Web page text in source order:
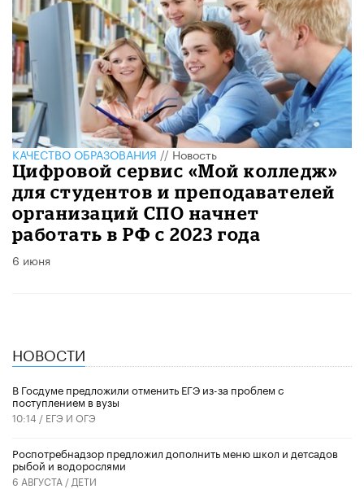
КАЧЕСТВО ОБРАЗОВАНИЯ//Новость
Цифровой сервис «Мой колледж»
для студентов и преподавателей
организаций СПО начнет
работать в РФ с 2023 года
6 июня
НОВОСТИ
В Госдуме предложили отменить ЕГЭ из-за проблем с
поступлением в вузы
10:14 / ЕГЭ И ОГЭ
Роспотребнадзор предложил дополнить меню школ и детсадов
рыбой и водорослями
6 АВГУСТА / ДЕТИ